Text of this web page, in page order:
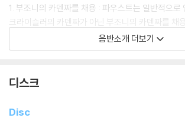
1. 부조니의 카덴짜를 채용 : 파우스트는 일반적으로
크라이슬러의 카덴짜가 아닌 부조니의 카덴짜를 채
짜는 팀파니를 동반하여 베토벤의 바이올린 협주곡
게 가장 큰 특징이다. 브람스 협주곡에 익숙한 애호
2. 다니엘 하딩과 말러 챔버 오케스트라의 서포트: 야
하딩과 말러 챔버의 연주는 여기서 진일보했다. 악기
음반소개 더보기
디스크
Disc